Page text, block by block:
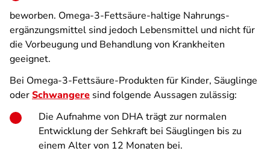
beworben. Omega-3-Fettsäure-haltige Nahrungs­
ergänzungs­mittel sind jedoch Lebensmittel und nicht für
die Vorbeugung und Behandlung von Krankheiten
geeignet.
Bei Omega-3-Fettsäure-Produkten für Kinder, Säuglinge
oderSchwangere sind folgende Aussagen zulässig:
Die Aufnahme von DHA trägt zur normalen
Entwicklung der Sehkraft bei Säuglingen bis zu
einem Alter von 12 Monaten bei.